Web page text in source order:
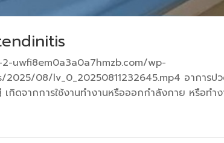
uwfi8em0a3a0a7hmzb.com/wp-
08/lv_0_20250811232645.mp4 อาการปว
กิดจากการใช้งานทำงานหรือออกกำลังกาย หรือทำง